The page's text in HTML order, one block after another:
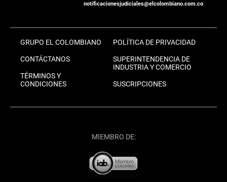
notificacionesjudiciales@elcolombiano.com.co
GRUPO EL COLOMBIANO
CONTÁCTANOS
TÉRMINOS Y
CONDICIONES
POLÍTICA DE PRIVACIDAD
SUPERINTENDENCIA DE
INDUSTRIA Y COMERCIO
SUSCRIPCIONES
MIEMBRO DE: